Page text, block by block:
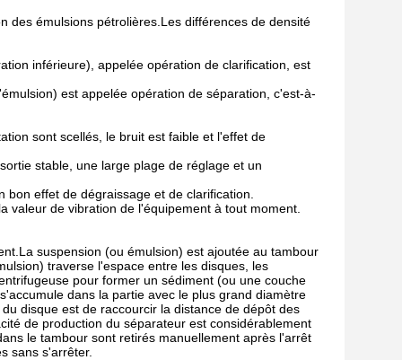
des émulsions pétrolières.Les différences de densité
inférieure), appelée opération de clarification, est
est appelée opération de séparation, c'est-à-
sont scellés, le bruit est faible et l'effet de
stable, une large plage de réglage et un
effet de dégraissage et de clarification.
valeur de vibration de l'équipement à tout moment.
suspension (ou émulsion) est ajoutée au tambour
traverse l'espace entre les disques, les
pour former un sédiment (ou une couche
dans la partie avec le plus grand diamètre
disque est de raccourcir la distance de dépôt des
de production du séparateur est considérablement
le tambour sont retirés manuellement après l'arrêt
sans s'arrêter.